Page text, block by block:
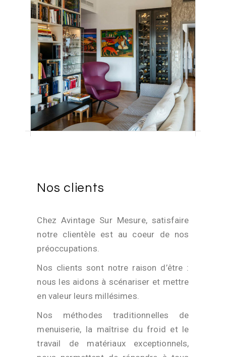
Nos clients
Chez Avintage Sur Mesure, satisfaire
notre clientèle est au coeur de nos
préoccupations.
Nos clients sont notre raison d’être :
nous les aidons à scénariser et mettre
en valeur leurs millésimes.
Nos méthodes traditionnelles de
menuiserie, la maîtrise du froid et le
travail de matériaux exceptionnels,